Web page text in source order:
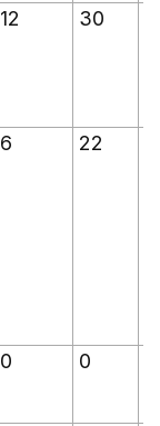
12 30
6 22
0 0